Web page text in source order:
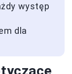
występ
dla